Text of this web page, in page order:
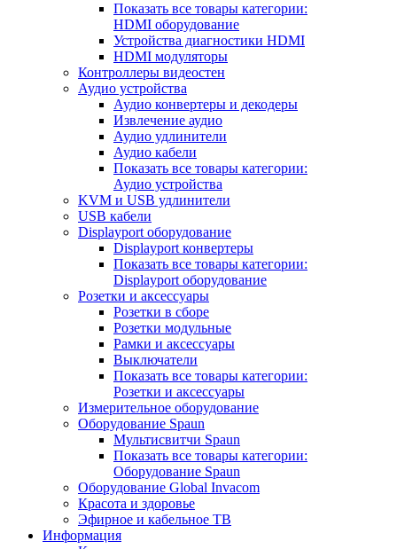
Показать все товары категории:
HDMI оборудование
Устройства диагностики HDMI
HDMI модуляторы
Контроллеры видеостен
Аудио устройства
Аудио конвертеры и декодеры
Извлечение аудио
Аудио удлинители
Аудио кабели
Показать все товары категории:
Аудио устройства
KVM и USB удлинители
USB кабели
Displayport оборудование
Displayport конвертеры
Показать все товары категории:
Displayport оборудование
Розетки и аксессуары
Розетки в сборе
Розетки модульные
Рамки и аксессуары
Выключатели
Показать все товары категории:
Розетки и аксессуары
Измерительное оборудование
Оборудование Spaun
Мультисвитчи Spaun
Показать все товары категории:
Оборудование Spaun
Оборудование Global Invacom
Красота и здоровье
Эфирное и кабельное ТВ
Информация